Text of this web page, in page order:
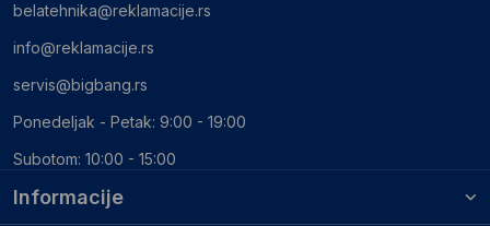
Informacije
belatehnika@reklamacije.rs
info@reklamacije.rs
servis@bigbang.rs
Ponedeljak - Petak: 9:00 - 19:00
Subotom: 10:00 - 15:00